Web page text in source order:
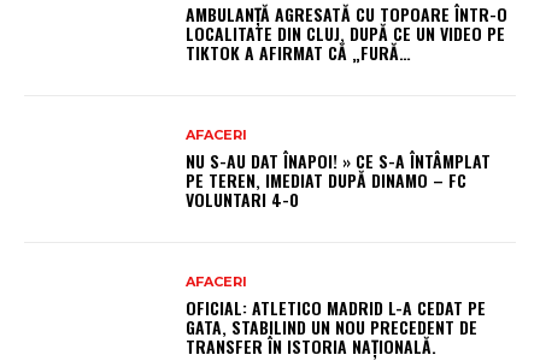
AMBULANȚĂ AGRESATĂ CU TOPOARE ÎNTR-O
LOCALITATE DIN CLUJ, DUPĂ CE UN VIDEO PE
TIKTOK A AFIRMAT CĂ „FURĂ…
AFACERI
NU S-AU DAT ÎNAPOI! » CE S-A ÎNTÂMPLAT
PE TEREN, IMEDIAT DUPĂ DINAMO – FC
VOLUNTARI 4-0
AFACERI
OFICIAL: ATLETICO MADRID L-A CEDAT PE
GATA, STABILIND UN NOU PRECEDENT DE
TRANSFER ÎN ISTORIA NAȚIONALĂ.